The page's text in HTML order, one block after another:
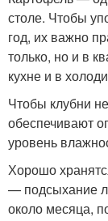
столе. Чтобы
год, их важно
только, но и в
кухне и в
Чтобы клубни
обеспечивают
уровень
Хорошо
— подсыхание
около месяца,